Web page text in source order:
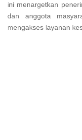
ini menargetkan
dan anggota
mengakses layanan